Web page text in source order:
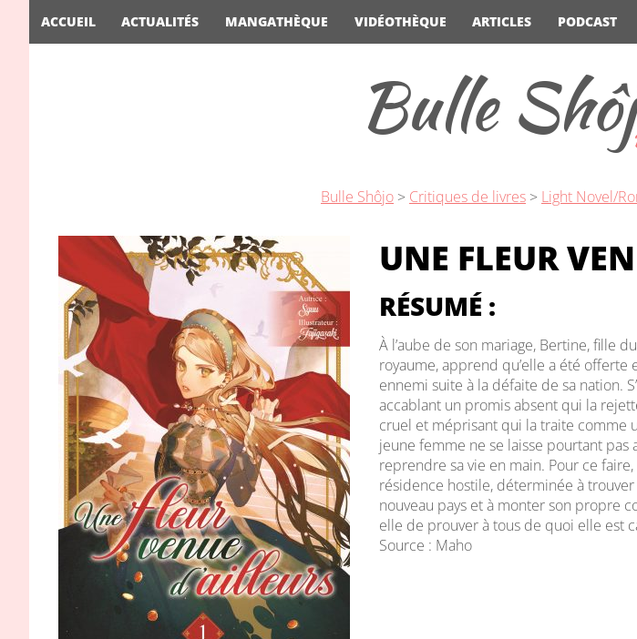
Bulle
ACCUEIL ACTUALITÉS MANGATHÈQUE VIDÉOTHÈQUE ARTICLES PODCAST
Bulle Shôjo > Critiques de livres > Light Novel/
UNE FLEUR
RÉSUMÉ :
À l’aube de son mariage, Bertine, fille
royaume, apprend qu’elle a été
ennemi suite à la défaite de sa nation.
accablant un promis absent qui la
cruel et méprisant qui la traite comme
jeune femme ne se laisse pourtant
reprendre sa vie en main. Pour ce
résidence hostile, déterminée à
nouveau pays et à monter son propre
elle de prouver à tous de quoi elle est
Source : Maho